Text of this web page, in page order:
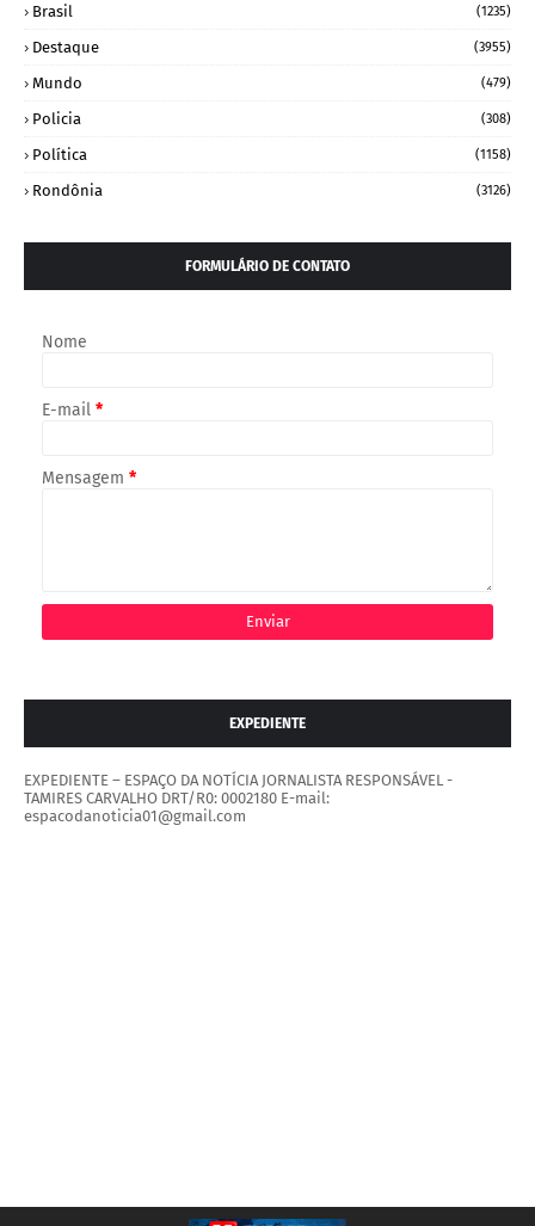
Brasil (1235)
Destaque (3955)
Mundo (479)
Policia (308)
Política (1158)
Rondônia (3126)
FORMULÁRIO DE CONTATO
Nome
E-mail *
Mensagem *
EXPEDIENTE
EXPEDIENTE – ESPAÇO DA NOTÍCIA JORNALISTA RESPONSÁVEL -
TAMIRES CARVALHO DRT/R0: 0002180 E-mail:
espacodanoticia01@gmail.com